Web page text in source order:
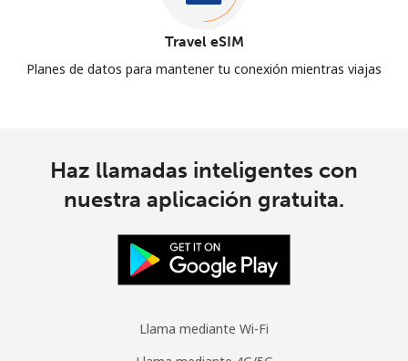
Travel eSIM
Planes de datos para mantener tu conexión mientras viajas
Haz llamadas inteligentes con
nuestra aplicación gratuita.
Llama mediante Wi-Fi